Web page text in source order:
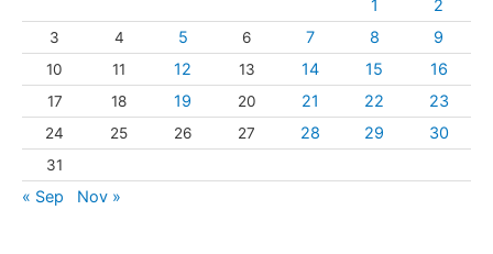
1 2
3 4 5 6 7 8 9
10 11 12 13 14 15 16
17 18 19 20 21 22 23
24 25 26 27 28 29 30
31
« Sep Nov »